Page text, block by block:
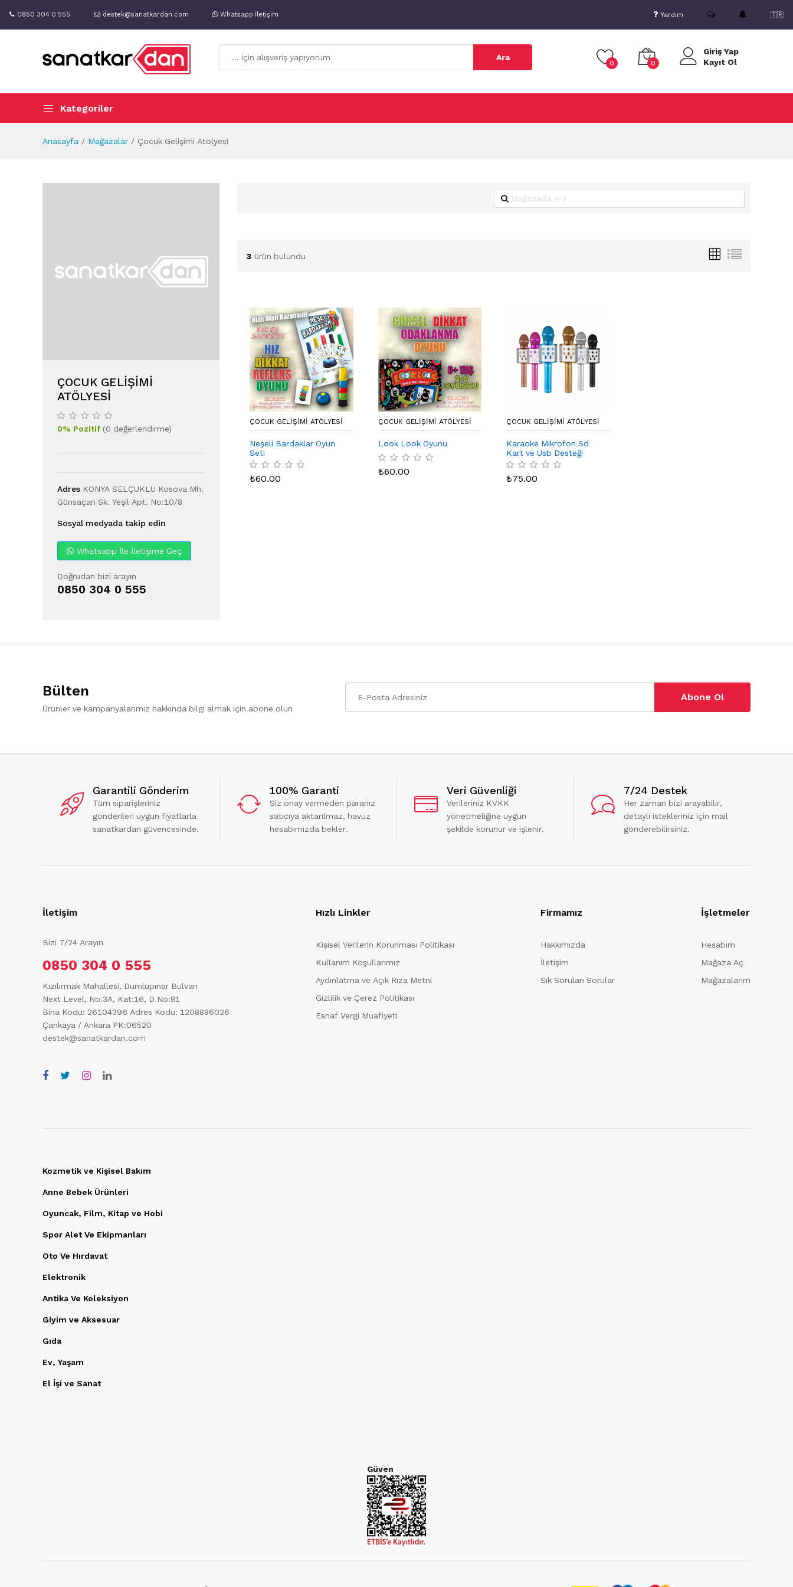
0850 304 0 555 destek@sanatkardan.com Whatsapp İletişim Yardım 🇹🇷
Ara
0 0
Giriş Yap
Kayıt Ol
Kategoriler
Anasayfa Mağazalar Çocuk Gelişimi Atölyesi
ÇOCUK GELIŞIMI
ATÖLYESI
0% Pozitif(0 değerlendirme)
Adres KONYA SELÇUKLU Kosova Mh.
Günsaçan Sk. Yeşil Apt. No:10/8
Sosyal medyada takip edin
Whatsapp İle İletişime Geç
Doğrudan bizi arayın
0850 304 0 555
3 ürün bulundu
ÇOCUK GELIŞIMI ATÖLYESI
Neşeli Bardaklar Oyun
Seti
₺60.00
ÇOCUK GELIŞIMI ATÖLYESI
Look Look Oyunu
₺60.00
ÇOCUK GELIŞIMI ATÖLYESI
Karaoke Mikrofon Sd
Kart ve Usb Desteği
₺75.00
Bülten
Ürünler ve kampanyalarımız hakkında bilgi almak için abone olun
Abone Ol
Garantili Gönderim
Tüm siparişleriniz
gönderileri uygun fiyatlarla
sanatkardan güvencesinde.
100% Garanti
Siz onay vermeden paranız
satıcıya aktarılmaz, havuz
hesabımızda bekler.
Veri Güvenliği
Verileriniz KVKK
yönetmeliğine uygun
şekilde korunur ve işlenir.
7/24 Destek
Her zaman bizi arayabilir,
detaylı istekleriniz için mail
gönderebilirsiniz.
İletişim
Bizi 7/24 Arayın
0850 304 0 555
Kızılırmak Mahallesi, Dumlupınar Bulvarı
Next Level, No:3A, Kat:16, D.No:81
Bina Kodu: 26104396 Adres Kodu: 1208886026
Çankaya / Ankara PK:06520
destek@sanatkardan.com
Hızlı Linkler
Kişisel Verilerin Korunması Politikası
Kullanım Koşullarımız
Aydınlatma ve Açık Rıza Metni
Gizlilik ve Çerez Politikası
Esnaf Vergi Muafiyeti
Firmamız
Hakkımızda
İletişim
Sık Sorulan Sorular
İşletmeler
Hesabım
Mağaza Aç
Mağazalarım
Kozmetik ve Kişisel Bakım
Anne Bebek Ürünleri
Oyuncak, Film, Kitap ve Hobi
Spor Alet Ve Ekipmanları
Oto Ve Hırdavat
Elektronik
Antika Ve Koleksiyon
Giyim ve Aksesuar
Gıda
Ev, Yaşam
El İşi ve Sanat
Güven